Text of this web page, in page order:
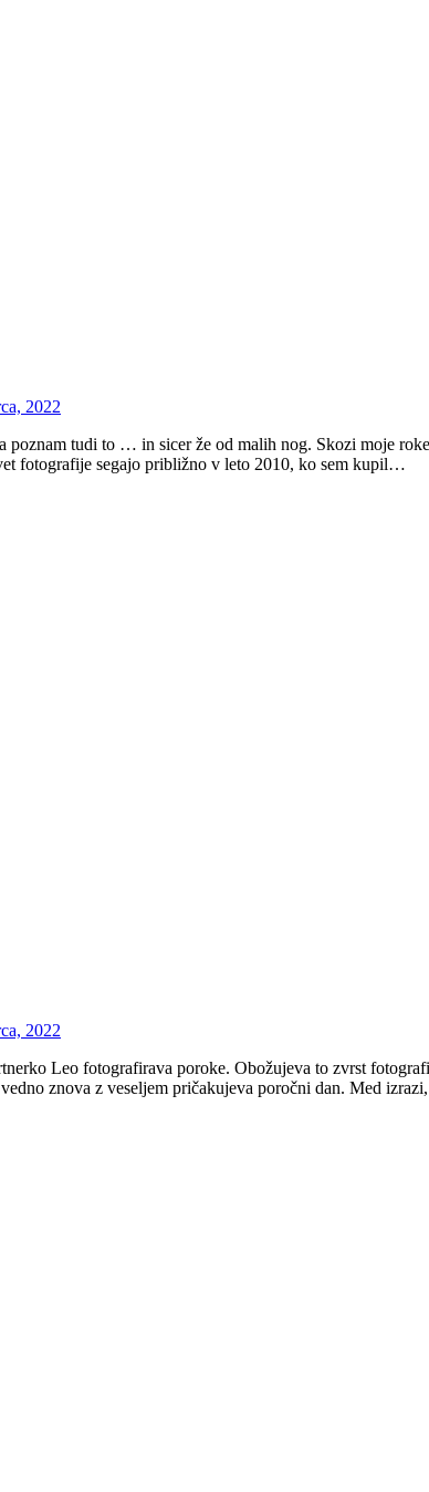
2022
tudi to … in sicer že od malih nog. Skozi moje
fotografije segajo približno v leto 2010, ko sem kupil…
2022
Leo fotografirava poroke. Obožujeva to zvrst
znova z veseljem pričakujeva poročni dan. Med